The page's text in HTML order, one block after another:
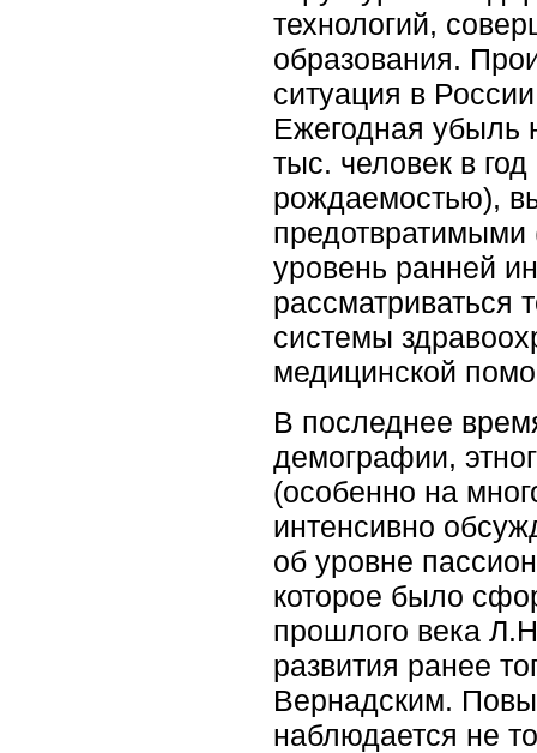
технологий,
образования.
ситуация в
Ежегодная убыль
тыс. человек в
рождаемостью),
уровень ранней
рассматриваться
системы
медицинской
В последнее
демографии,
(особенно на
интенсивно
об уровне
которое было
прошлого века
развития ранее
Вернадским.
наблюдается не